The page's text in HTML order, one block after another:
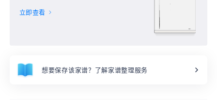
立即查看
想要保存该家谱？了解家谱整理服务